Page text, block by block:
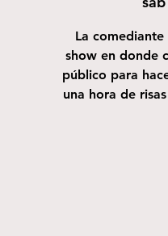
La
show en donde
público para
una hora de